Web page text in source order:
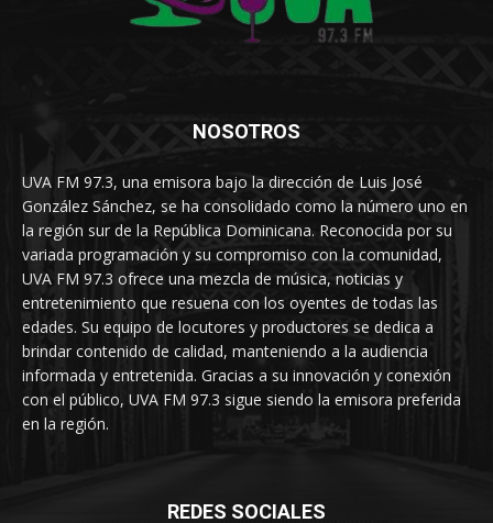
NOSOTROS
UVA FM 97.3, una emisora bajo la dirección de Luis José
González Sánchez, se ha consolidado como la número uno en
la región sur de la República Dominicana. Reconocida por su
variada programación y su compromiso con la comunidad,
UVA FM 97.3 ofrece una mezcla de música, noticias y
entretenimiento que resuena con los oyentes de todas las
edades. Su equipo de locutores y productores se dedica a
brindar contenido de calidad, manteniendo a la audiencia
informada y entretenida. Gracias a su innovación y conexión
con el público, UVA FM 97.3 sigue siendo la emisora preferida
en la región.
REDES SOCIALES